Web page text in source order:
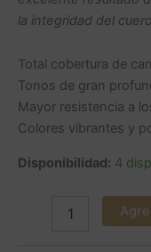
la integridad del
Total cobertura de
Tonos de gran
Mayor resistencia a
Colores vibrantes y
Disponibilidad: 4